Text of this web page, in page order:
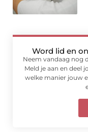
Word lid en
Neem vandaag nog
Meld je aan en deel
welke manier jouw